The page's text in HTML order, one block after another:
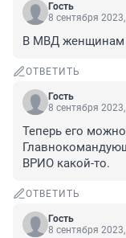
Гость
8 сентября
В МВД женщинам
ОТВЕТИТЬ
Гость
8 сентября
Теперь его
ВРИО какой-то.
ОТВЕТИТЬ
Гость
8 сентября